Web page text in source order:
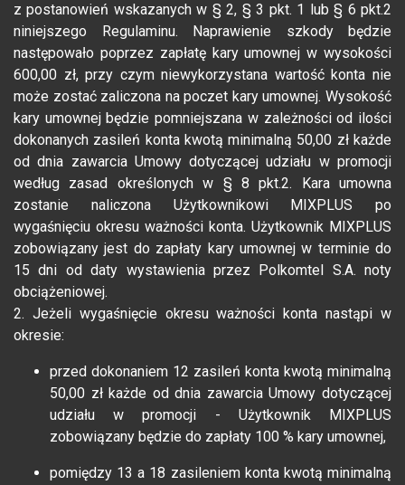
z postanowień wskazanych w § 2, § 3 pkt. 1 lub § 6 pkt.2
niniejszego Regulaminu. Naprawienie szkody będzie
następowało poprzez zapłatę kary umownej w wysokości
600,00 zł, przy czym niewykorzystana wartość konta nie
może zostać zaliczona na poczet kary umownej. Wysokość
kary umownej będzie pomniejszana w zależności od ilości
dokonanych zasileń konta kwotą minimalną 50,00 zł każde
od dnia zawarcia Umowy dotyczącej udziału w promocji
według zasad określonych w § 8 pkt.2. Kara umowna
zostanie naliczona Użytkownikowi MIXPLUS po
wygaśnięciu okresu ważności konta. Użytkownik MIXPLUS
zobowiązany jest do zapłaty kary umownej w terminie do
15 dni od daty wystawienia przez Polkomtel S.A. noty
obciążeniowej.
2. Jeżeli wygaśnięcie okresu ważności konta nastąpi w
okresie:
przed dokonaniem 12 zasileń konta kwotą minimalną
50,00 zł każde od dnia zawarcia Umowy dotyczącej
udziału w promocji - Użytkownik MIXPLUS
zobowiązany będzie do zapłaty 100 % kary umownej,
pomiędzy 13 a 18 zasileniem konta kwotą minimalną